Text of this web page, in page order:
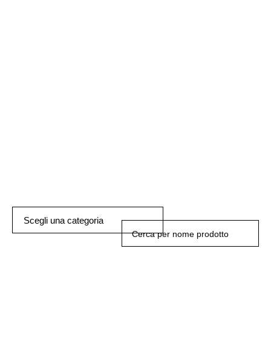
Scegli una categoria